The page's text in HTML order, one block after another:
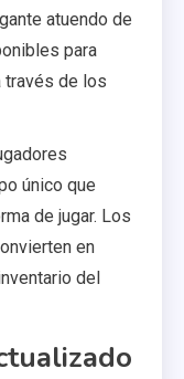
atuendo de
para
través de los
único que
de jugar. Los
en
del